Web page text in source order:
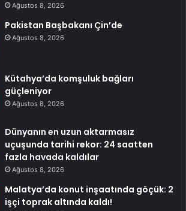
Ağustos 8, 2026
Pakistan Başbakanı Çin’de
Ağustos 8, 2026
Kütahya’da komşuluk bağları
güçleniyor
Ağustos 8, 2026
Dünyanın en uzun aktarmasız
uçuşunda tarihi rekor: 24 saatten
fazla havada kaldılar
Ağustos 8, 2026
Malatya’da konut inşaatında göçük: 2
işçi toprak altında kaldı!